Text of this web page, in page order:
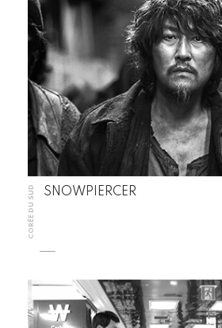
CORÉE DU SUD SNOWPIERCER